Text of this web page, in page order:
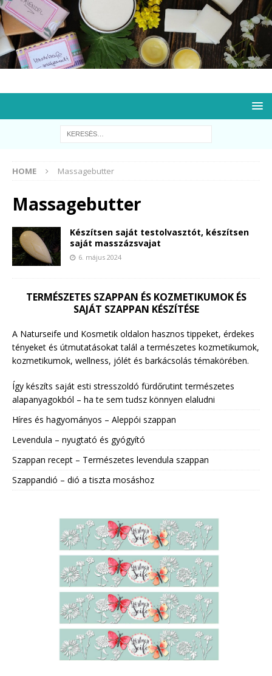
HOME Massagebutter
Massagebutter
Készítsen saját testolvasztót, készítsen
saját masszázsvajat
6. május 2024
TERMÉSZETES SZAPPAN ÉS KOZMETIKUMOK ÉS
SAJÁT SZAPPAN KÉSZÍTÉSE
A Naturseife und Kosmetik oldalon hasznos tippeket, érdekes
tényeket és útmutatásokat talál a természetes kozmetikumok,
kozmetikumok, wellness, jólét és barkácsolás témakörében.
Így készíts saját esti stresszoldó fürdőrutint természetes
alapanyagokból – ha te sem tudsz könnyen elaludni
Híres és hagyományos – Aleppói szappan
Levendula – nyugtató és gyógyító
Szappan recept – Természetes levendula szappan
Szappandió – dió a tiszta mosáshoz